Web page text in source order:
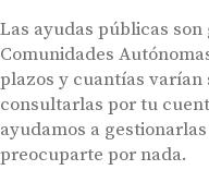
Las ayudas públicas
Comunidades
plazos y cuantías varían
consultarlas por tu
ayudamos a
preocuparte por nada.